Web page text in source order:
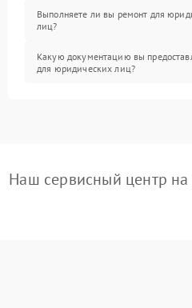
Выполняете ли вы ремонт для
лиц?
Какую документацию вы
для юридических лиц?
Наш сервисный центр